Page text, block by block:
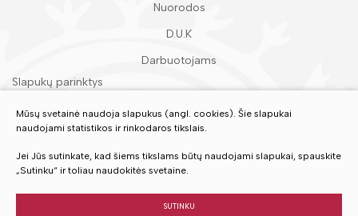
Nuorodos
D.U.K
Darbuotojams
Slapukų parinktys
Įvertinkite mūsų paslaugas
Mūsų svetainė naudoja slapukus (angl. cookies). Šie slapukai
naudojami statistikos ir rinkodaros tikslais.
Jei Jūs sutinkate, kad šiems tikslams būtų naudojami slapukai, spauskite
„Sutinku“ ir toliau naudokitės svetaine.
SUTINKU